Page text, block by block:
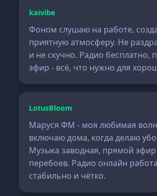
kaivibe
Фоном слушаю на работе,
приятную атмосферу. Не
и не скучно. Радио бесплатно,
эфир - всё, что нужно для
LotusBloom
Маруся ФМ - моя любимая
включаю дома, когда делаю
Музыка заводная, прямой эфир
перебоев. Радио онлайн
стабильно и чётко.